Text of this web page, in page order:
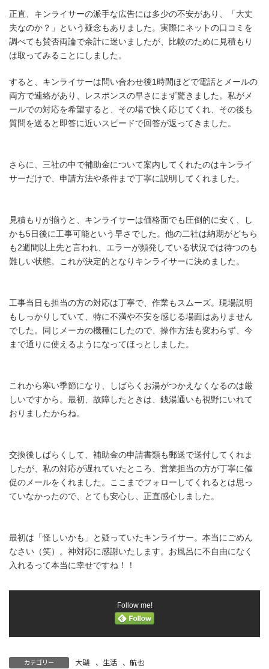
正直、キンライサーの派手な広告には多少の不安があり、「大丈
夫なのか？」という疑念もありました。実際にネットの口コミを
調べても賛否両論で余計に迷いましたが、比較のために見積もり
は取ってみることにしました。
すると、キンライサーは問い合わせ後1時間ほどで電話とメールの
両方で連絡があり、レスポンスの早さにまず驚きました。私がメ
ールでの対応を希望すると、その場で快く応じてくれ、その後も
質問を送ると即答に近いスピードで回答が返ってきました。
さらに、三社の中で補助金について案内してくれたのはキンライ
サーだけで、申請方法や条件まで丁寧に説明してくれました。
見積もりが揃うと、キンライサーは価格面でも圧倒的に安く、し
かも5日後に工事可能という早さでした。他の二社は納期がどちら
も2週間以上先と言われ、エラーが頻発している状況では待つのも
難しい状態。これが決定的となりキンライサーに決めました。
工事当日も担当の方の対応は丁寧で、作業もスムーズ。現場説明
もしっかりしていて、特に不満や不安を感じる場面はありません
でした。同じメーカの機種にしたので、操作方法も変わらず、今
まで通りに使えるようになってほっとしました。
これから寒い季節になり、しばらくお湯がつかえなくなるのは厳
しいですから。最初、故障したときは、銭湯通いも視野にいれて
おりましたからね。
交換後しばらくして、補助金の申請書類も郵送で送付してくれま
したが、私の対応が遅れていたところ、営業担当の方が丁寧に催
促のメールをくれました。ここまでフォローしてくれるとは思っ
ていなかったので、とても安心し、正直感心しました。
最初は「怪しいかも」と疑っていたキンライサー。本当にごめん
なさい（笑）。神対応に感謝いたします。お風呂に不自由になく
入れるって本当に幸せですね！！
Follow me!
カテゴリー 大磯 、 生活 、航也